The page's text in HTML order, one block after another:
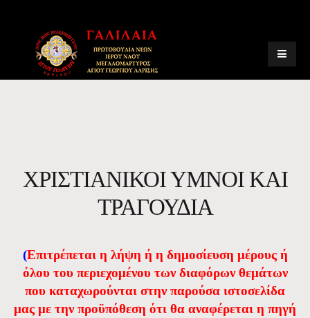
ΧΡΙΣΤΙΑΝΙΚΟΙ ΥΜΝΟΙ ΚΑΙ
ΤΡΑΓΟΥΔΙΑ
(Eπιτρέπεται η λήψη ή η δημοσίευση μέρους ή
όλου του περιεχομένου των διαφόρων θεμάτων
που καταχωρούνται στην παρούσα ιστοσελίδα
μας με την προϋπόθεση ότι θα αναφέρεται η πηγή